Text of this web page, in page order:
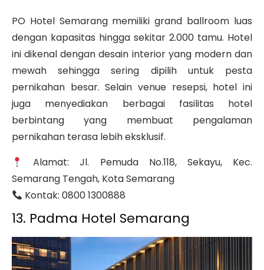
PO Hotel Semarang memiliki grand ballroom luas
dengan kapasitas hingga sekitar 2.000 tamu. Hotel
ini dikenal dengan desain interior yang modern dan
mewah sehingga sering dipilih untuk pesta
pernikahan besar. Selain venue resepsi, hotel ini
juga menyediakan berbagai fasilitas hotel
berbintang yang membuat pengalaman
pernikahan terasa lebih eksklusif.
Alamat: Jl. Pemuda No.118, Sekayu, Kec.
Semarang Tengah, Kota Semarang
Kontak: 0800 1300888
13. Padma Hotel Semarang